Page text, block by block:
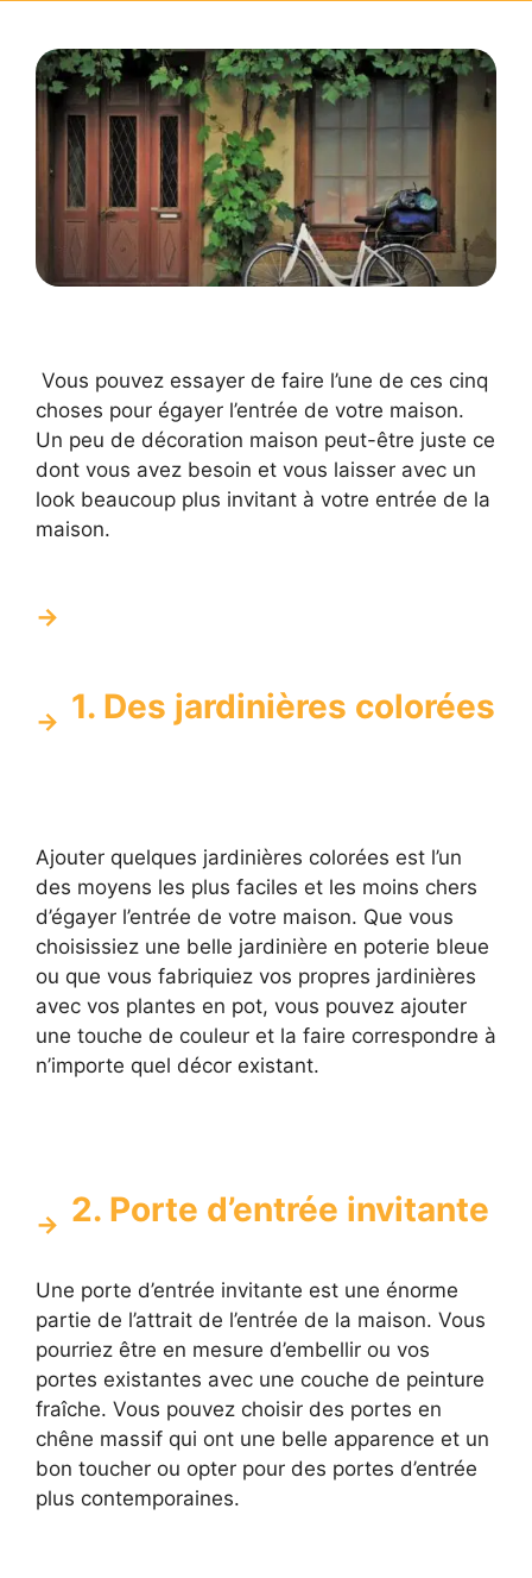
Vous pouvez essayer de faire l’une de ces cinq
choses pour égayer l’entrée de votre maison.
Un peu de décoration maison peut-être juste ce
dont vous avez besoin et vous laisser avec un
look beaucoup plus invitant à votre entrée de la
maison.
1. Des jardinières colorées
Ajouter quelques jardinières colorées est l’un
des moyens les plus faciles et les moins chers
d’égayer l’entrée de votre maison. Que vous
choisissiez une belle jardinière en poterie bleue
ou que vous fabriquiez vos propres jardinières
avec vos plantes en pot, vous pouvez ajouter
une touche de couleur et la faire correspondre à
n’importe quel décor existant.
2. Porte d’entrée invitante
Une porte d’entrée invitante est une énorme
partie de l’attrait de l’entrée de la maison. Vous
pourriez être en mesure d’embellir ou vos
portes existantes avec une couche de peinture
fraîche. Vous pouvez choisir des portes en
chêne massif qui ont une belle apparence et un
bon toucher ou opter pour des portes d’entrée
plus contemporaines.